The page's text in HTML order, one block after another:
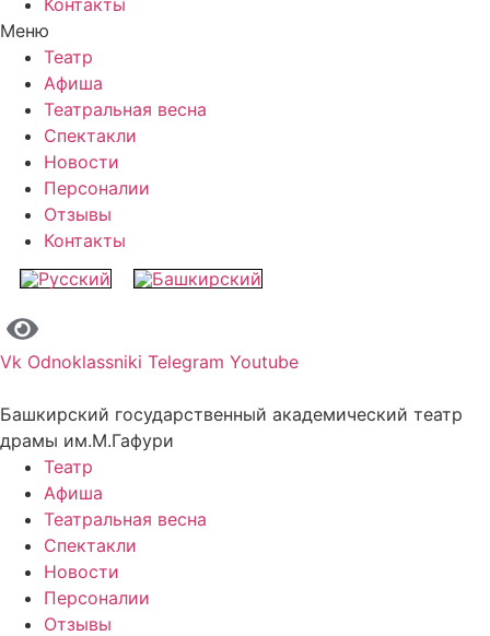
Контакты
Меню
Театр
Афиша
Театральная весна
Спектакли
Новости
Персоналии
Отзывы
Контакты
Vk Odnoklassniki Telegram Youtube
Башкирский государственный академический театр
драмы им.М.Гафури
Театр
Афиша
Театральная весна
Спектакли
Новости
Персоналии
Отзывы